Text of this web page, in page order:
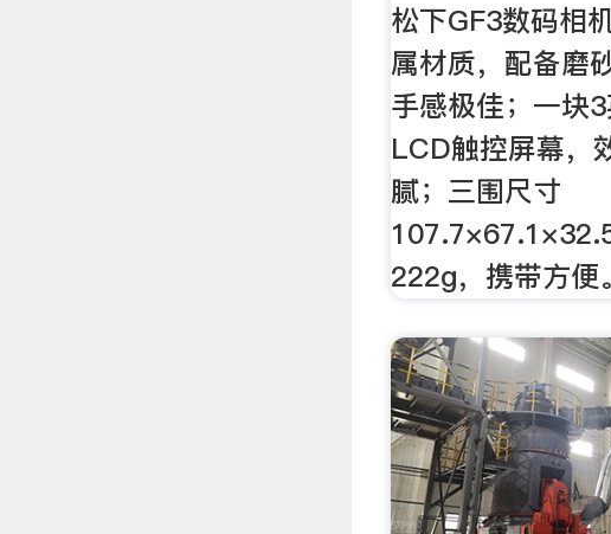
松下GF3数码相
属材质，配备磨
手感极佳；一块
LCD触控屏幕，
腻；三围尺寸
222g，携带方便。